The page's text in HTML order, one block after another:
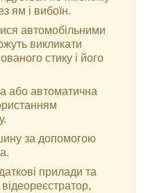
ям і вибоїн.
автомобільними
викликати
стику і його
або автоматична
за допомогою
прилади та